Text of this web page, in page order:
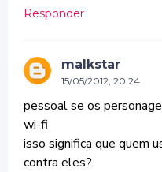
Responder
malkstar
15/05/2012, 20:24
pessoal se os
wi-fi
isso significa que quem
contra eles?